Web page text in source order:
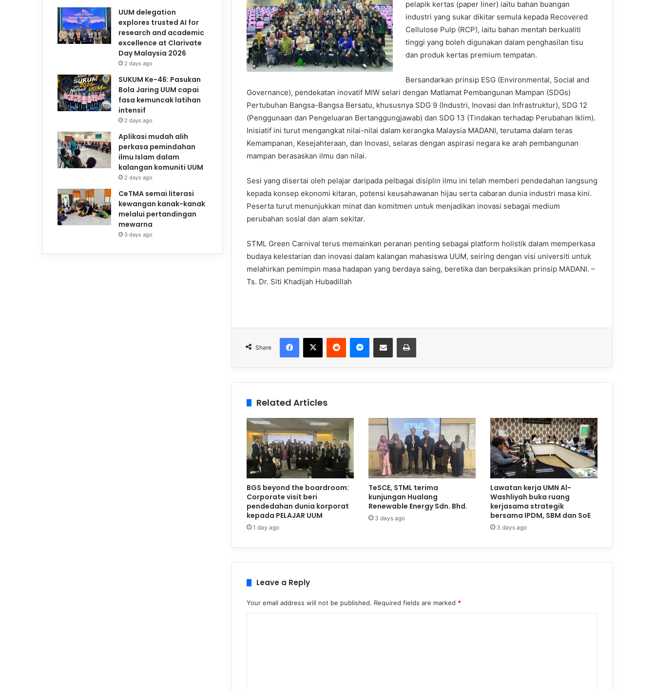
pelapik kertas (paper liner) iaitu bahan buangan
industri yang sukar dikitar semula kepada Recovered
Cellulose Pulp (RCP), iaitu bahan mentah berkualiti
tinggi yang boleh digunakan dalam penghasilan tisu
dan produk kertas premium tempatan.
Bersandarkan prinsip ESG (Environmental, Social and
Governance), pendekatan inovatif MIW selari dengan Matlamat Pembangunan Mampan (SDGs)
Pertubuhan Bangsa-Bangsa Bersatu, khususnya SDG 9 (Industri, Inovasi dan Infrastruktur), SDG 12
(Penggunaan dan Pengeluaran Bertanggungjawab) dan SDG 13 (Tindakan terhadap Perubahan Iklim).
Inisiatif ini turut mengangkat nilai-nilai dalam kerangka Malaysia MADANI, terutama dalam teras
Kemampanan, Kesejahteraan, dan Inovasi, selaras dengan aspirasi negara ke arah pembangunan
mampan berasaskan ilmu dan nilai.
Sesi yang disertai oleh pelajar daripada pelbagai disiplin ilmu ini telah memberi pendedahan langsung
kepada konsep ekonomi kitaran, potensi keusahawanan hijau serta cabaran dunia industri masa kini.
Peserta turut menunjukkan minat dan komitmen untuk menjadikan inovasi sebagai medium
perubahan sosial dan alam sekitar.
STML Green Carnival terus memainkan peranan penting sebagai platform holistik dalam memperkasa
budaya kelestarian dan inovasi dalam kalangan mahasiswa UUM, seiring dengan visi universiti untuk
melahirkan pemimpin masa hadapan yang berdaya saing, beretika dan berpaksikan prinsip MADANI. –
Ts. Dr. Siti Khadijah Hubadillah
Share
Related Articles
BGS beyond the boardroom:
Corporate visit beri
pendedahan dunia korporat
kepada PELAJAR UUM
1 day ago
TeSCE, STML terima
kunjungan Hualang
Renewable Energy Sdn. Bhd.
3 days ago
Lawatan kerja UMN Al-
Washliyah buka ruang
kerjasama strategik
bersama IPDM, SBM dan SoE
3 days ago
Leave a Reply
Your email address will not be published. Required fields are marked *
UUM delegation
explores trusted AI for
research and academic
excellence at Clarivate
Day Malaysia 2026
2 days ago
SUKUM Ke-46: Pasukan
Bola Jaring UUM capai
fasa kemuncak latihan
intensif
2 days ago
Aplikasi mudah alih
perkasa pemindahan
ilmu Islam dalam
kalangan komuniti UUM
2 days ago
CeTMA semai literasi
kewangan kanak-kanak
melalui pertandingan
mewarna
3 days ago